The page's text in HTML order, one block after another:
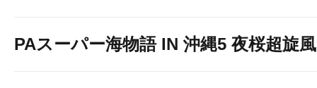
PAスーパー海物語 IN 沖縄5 夜桜超旋